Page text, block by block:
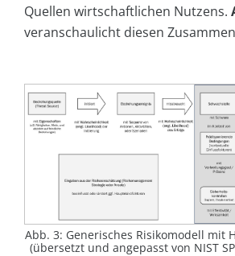
Quellen wirtschaftlichen Nutzens.
veranschaulicht diesen
Abb. 3: Generisches Risikomodell mit
(übersetzt und angepasst von NIST